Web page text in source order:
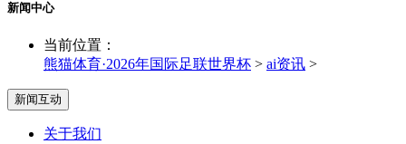
新闻中心
当前位置：
熊猫体育·2026年国际足联世界杯 > ai资讯 >
新闻互动
关于我们